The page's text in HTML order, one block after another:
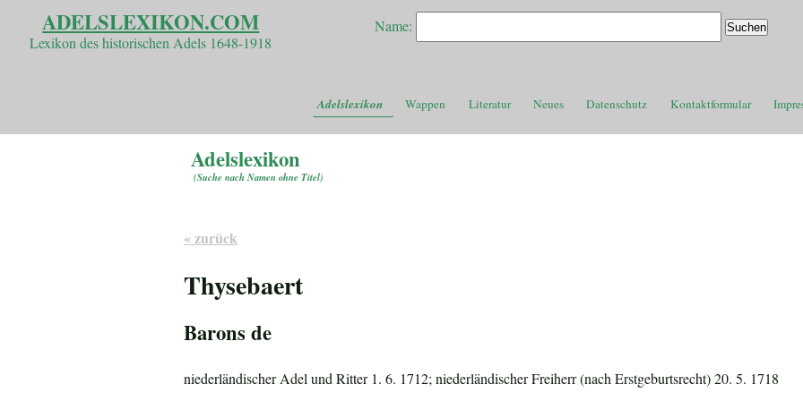
ADELSLEXIKON.COM
Lexikon des historischen Adels 1648-1918
Name:
Adelslexikon Wappen Literatur Neues Datenschutz Kontaktformular
Adelslexikon
(Suche nach Namen ohne Titel)
« zurück
Thysebaert
Barons de
niederländischer Adel und Ritter 1. 6. 1712; niederländischer Freiherr (nach Erstgeburtsrecht) 20. 5. 1718